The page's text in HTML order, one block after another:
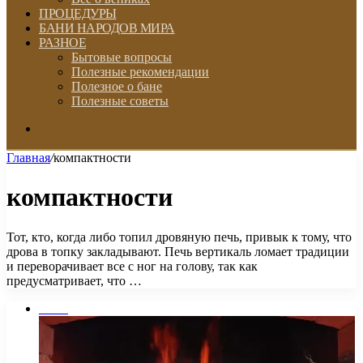
ПРОЦЕДУРЫ
БАНИ НАРОДОВ МИРА
РАЗНОЕ
Бытовые вопросы
Полезные рекомендации
Полезное о бане
Полезные советы
Главная/компактности
компактности
Тот, кто, когда либо топил дровяную печь, привык к тому, что
дрова в топку закладывают. Печь вертикаль ломает традиции
и переворачивает все с ног на голову, так как
предусматривает, что …